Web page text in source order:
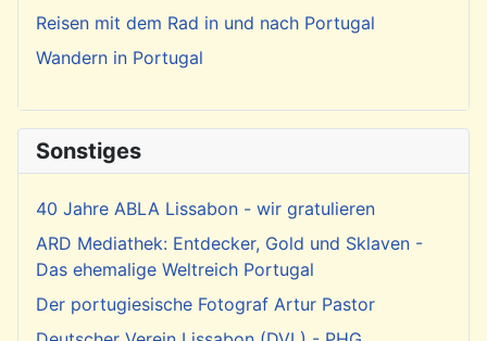
Reisen mit dem Rad in und nach Portugal
Wandern in Portugal
Sonstiges
40 Jahre ABLA Lissabon - wir gratulieren
ARD Mediathek: Entdecker, Gold und Sklaven -
Das ehemalige Weltreich Portugal
Der portugiesische Fotograf Artur Pastor